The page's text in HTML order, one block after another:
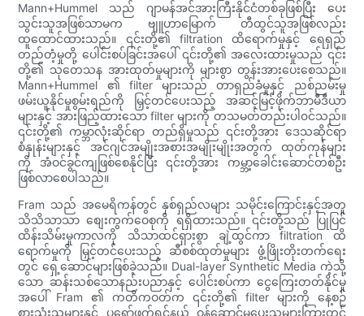
Mann+Hummel သည် ဂျာမန်အင်အားကြီးနိုင်ငံတစ်ခုဖြစ်ပြီး ပေး
သွင်းသူအဖြစ်သာမက ဗျူဟာမြောက် တီထွင်သူအဖြစ်လည်း
ထူထောင်ထားသည်။ ၎င်းတို့၏ filtration ထိရောက်မှုနှင့် ရေရှည်
တည်တံ့မှုတို့ ပေါင်းစပ်ခြင်းအပေါ် ၎င်းတို့၏ အလေးထားမှုသည် ၎င်း
တို့၏ သုတေသန အားထုတ်မှုများကို များစွာ တွန်းအားပေးစေသည်။
Mann+Hummel ၏ filter များသည် တာရှည်ခံမှုနှင့် ညစ်ညမ်းမှု
ဖမ်းယူနိုင်မှုစွမ်းရည်ကို မြှင့်တင်ပေးသည့် အဆင့်မြင့်ဖိုက်ဘာမီဒီယာ
များနှင့် အားဖြည့်ထားသော filter များကို တသမတ်တည်းပါ၀င်သည်။
၎င်းတို့၏ ကမ္ဘာလုံးဆိုင်ရာ တည်ရှိမှုသည် ၎င်းတို့အား ဒေသဆိုင်ရာ
စံနှုန်းများနှင့် အင်ဂျင်အမျိုးအစားအမျိုးမျိုးအတွက် ထုတ်ကုန်များ
ကို အံဝင်ခွင်ကျဖြစ်စေနိုင်ပြီး ၎င်းတို့အား ကမ္ဘာ့ခေါင်းဆောင်တစ်ဦး
ဖြစ်လာစေပါသည်။
Fram သည် အမေရိကန်တွင် နှစ်ရှည်လများ သမိုင်းကြောင်းနှင့်အတူ
သိသိသာသာ စျေးကွက်ဝေစုကို ရရှိထားသည်။ ၎င်းတို့သည် ပြုပြင်
ထိန်းသိမ်းမှုကာလကို သိသာထင်ရှားစွာ ချဲ့ထွင်ကာ filtration ထိ
ရောက်မှုကို မြှင့်တင်ပေးသည့် ဆီစစ်ထုတ်မှုများ ဖွံ့ဖြိုးတိုးတက်ရေး
တွင် ရှေ့ဆောင်များဖြစ်ခဲ့သည်။ Dual-layer Synthetic Media ကဲ့သို့
သော ဆန်းသစ်သောနည်းပညာနှင့် ပေါင်းစပ်ကာ ငွေကြေးတတ်နိုင်မှု
အပေါ် Fram ၏ ကတိကဝတ်က ၎င်းတို့၏ filter များကို နေ့စဉ်
စားသုံးသူများနှင့် ပရော်ဖက်ရှင်နယ် ဝန်ဆောင်မှုပေးသူများကြားတွင်